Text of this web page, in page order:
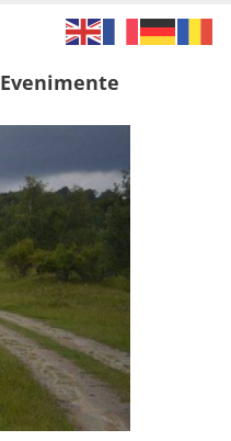
Evenimente